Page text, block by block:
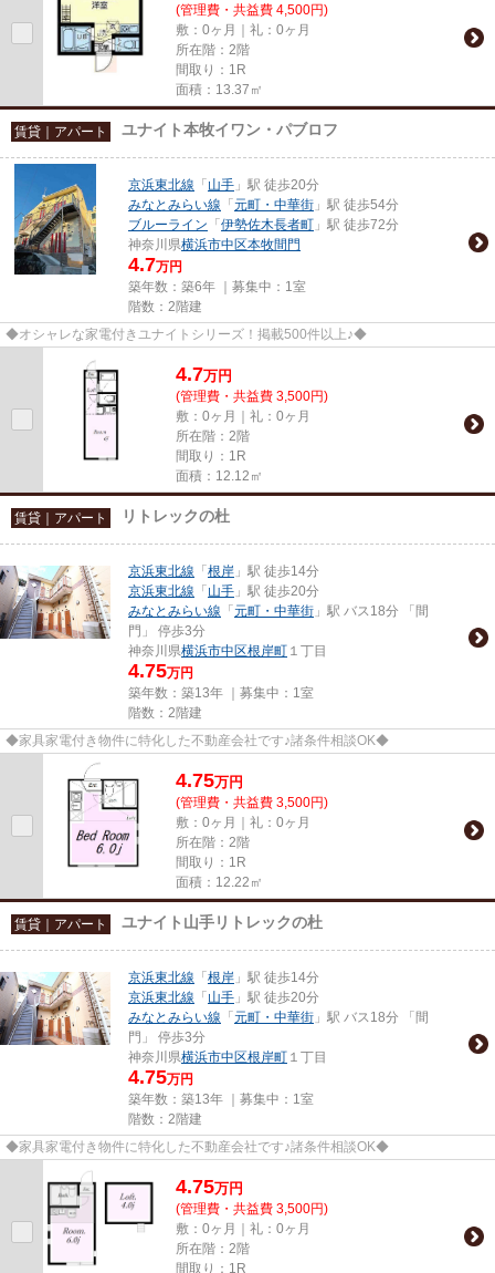
(管理費・共益費 4,500円)
敷：0ヶ月｜礼：0ヶ月
所在階：2階
間取り：1R
面積：13.37㎡
賃貸｜アパート ユナイト本牧イワン・パブロフ
京浜東北線 「 山手 」駅 徒歩20分
みなとみらい線 「 元町・中華街 」駅 徒歩54分
ブルーライン 「 伊勢佐木長者町 」駅 徒歩72分
神奈川県横浜市中区本牧間門
4.7万円
築年数：築6年 ｜募集中： 1室
階数：2階建
◆オシャレな家電付きユナイトシリーズ！掲載500件以上♪◆
4.7万円
(管理費・共益費 3,500円)
敷：0ヶ月｜礼：0ヶ月
所在階：2階
間取り：1R
面積：12.12㎡
賃貸｜アパート リトレックの杜
京浜東北線 「 根岸 」駅 徒歩14分
京浜東北線 「 山手 」駅 徒歩20分
みなとみらい線 「 元町・中華街 」駅 バス18分 「間
門」 停歩3分
神奈川県横浜市中区根岸町 １丁目
4.75万円
築年数：築13年 ｜募集中： 1室
階数：2階建
◆家具家電付き物件に特化した不動産会社です♪諸条件相談OK◆
4.75万円
(管理費・共益費 3,500円)
敷：0ヶ月｜礼：0ヶ月
所在階：2階
間取り：1R
面積：12.22㎡
賃貸｜アパート ユナイト山手リトレックの杜
京浜東北線 「 根岸 」駅 徒歩14分
京浜東北線 「 山手 」駅 徒歩20分
みなとみらい線 「 元町・中華街 」駅 バス18分 「間
門」 停歩3分
神奈川県横浜市中区根岸町 １丁目
4.75万円
築年数：築13年 ｜募集中： 1室
階数：2階建
◆家具家電付き物件に特化した不動産会社です♪諸条件相談OK◆
4.75万円
(管理費・共益費 3,500円)
敷：0ヶ月｜礼：0ヶ月
所在階：2階
間取り：1R